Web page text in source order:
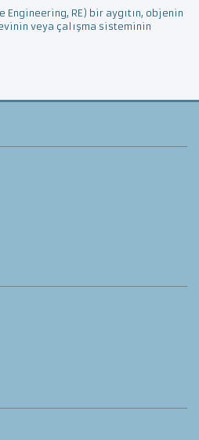
RE) bir aygıtın, objenin
veya çalışma sisteminin